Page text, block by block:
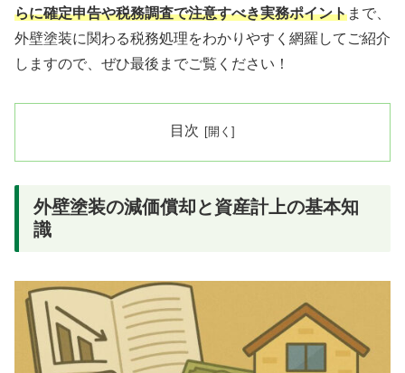
らに確定申告や税務調査で注意すべき実務ポイントまで、
外壁塗装に関わる税務処理をわかりやすく網羅してご紹介
しますので、ぜひ最後までご覧ください！
目次
外壁塗装の減価償却と資産計上の基本知
識